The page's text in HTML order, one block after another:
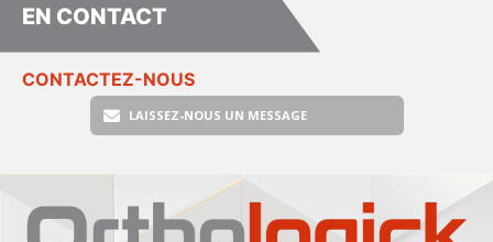
EN CONTACT
CONTACTEZ-NOUS
LAISSEZ-NOUS UN MESSAGE